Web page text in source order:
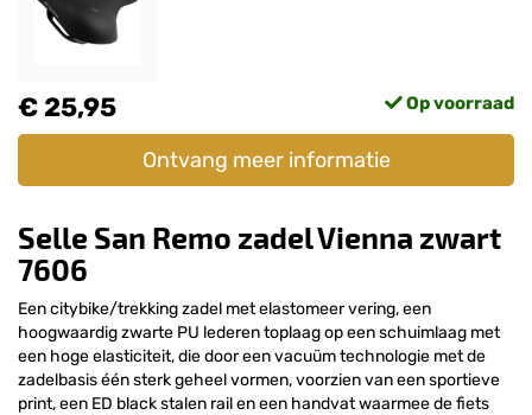
€ 25,95 Op voorraad
Ontvang meer informatie
Selle San Remo zadel Vienna zwart
7606
Een citybike/trekking zadel met elastomeer vering, een
hoogwaardig zwarte PU lederen toplaag op een schuimlaag met
een hoge elasticiteit, die door een vacuüm technologie met de
zadelbasis één sterk geheel vormen, voorzien van een sportieve
print, een ED black stalen rail en een handvat waarmee de fiets